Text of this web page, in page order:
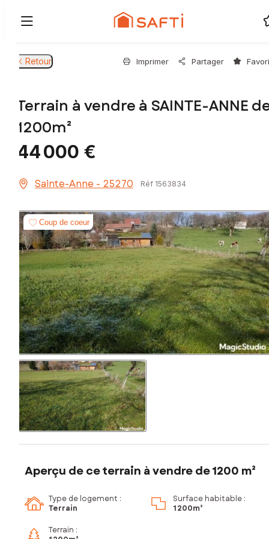
Retour Imprimer Partager
Terrain à vendre à SAINTE-ANNE
1200m²
44 000 €
Sainte-Anne - 25270 Réf 1563834
Coup de coeur
Aperçu de ce terrain à vendre de 1200 m²
Type de logement :
Terrain
Surface habitable :
1 200m²
Terrain :